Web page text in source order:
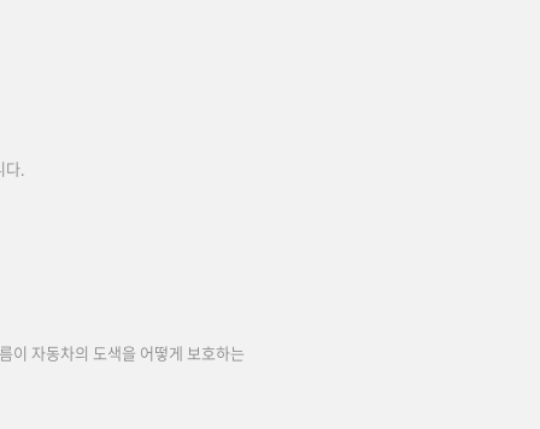
다.
이 자동차의 도색을 어떻게 보호하는